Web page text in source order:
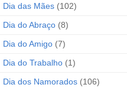
Dia das Mães (102)
Dia do Abraço (8)
Dia do Amigo (7)
Dia do Trabalho (1)
Dia dos Namorados (106)